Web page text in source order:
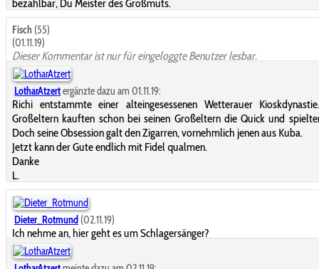
bezahlbar, Du Meister des Großmuts.
Fisch (55)
(01.11.19)
Dieser Kommentar ist nur für eingeloggte Benutzer lesbar.
LotharAtzertergänzte dazu am 01.11.19:
Richi entstammte einer alteingesessenen Wetterauer
Großeltern kauften schon bei seinen Großeltern die Quick und
Doch seine Obsession galt den Zigarren, vornehmlich jenen aus Kuba.
Jetzt kann der Gute endlich mit Fidel qualmen.
Danke
L.
Dieter_Rotmund (02.11.19)
Ich nehme an, hier geht es um Schlagersänger?